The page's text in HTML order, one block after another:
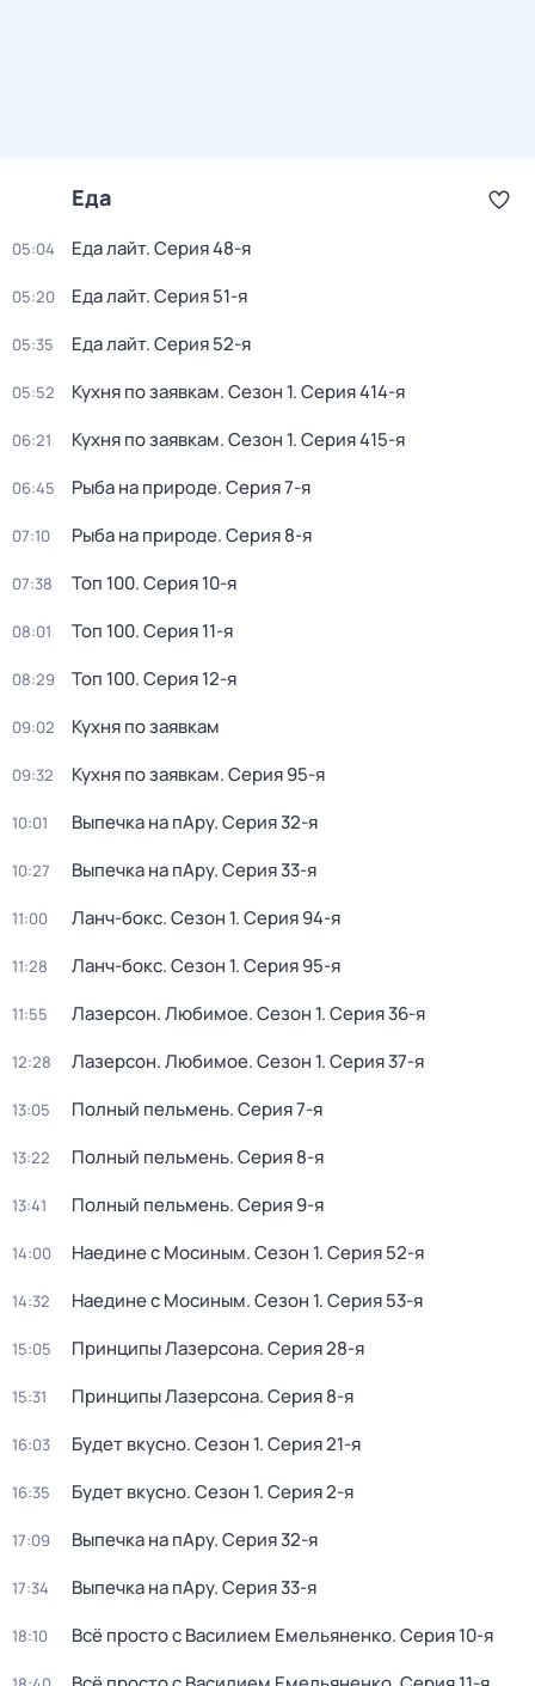
Еда
05:04 Еда лайт. Серия 48-я
05:20 Еда лайт. Серия 51-я
05:35 Еда лайт. Серия 52-я
05:52 Кухня по заявкам. Сезон 1. Серия 414-я
06:21 Кухня по заявкам. Сезон 1. Серия 415-я
06:45 Рыба на природе. Серия 7-я
07:10 Рыба на природе. Серия 8-я
07:38 Топ 100. Серия 10-я
08:01 Топ 100. Серия 11-я
08:29 Топ 100. Серия 12-я
09:02 Кухня по заявкам
09:32 Кухня по заявкам. Серия 95-я
10:01 Выпечка на пАру. Серия 32-я
10:27 Выпечка на пАру. Серия 33-я
11:00 Ланч-бокс. Сезон 1. Серия 94-я
11:28 Ланч-бокс. Сезон 1. Серия 95-я
11:55 Лазерсон. Любимое. Сезон 1. Серия 36-я
12:28 Лазерсон. Любимое. Сезон 1. Серия 37-я
13:05 Полный пельмень. Серия 7-я
13:22 Полный пельмень. Серия 8-я
13:41 Полный пельмень. Серия 9-я
14:00 Наедине с Мосиным. Сезон 1. Серия 52-я
14:32 Наедине с Мосиным. Сезон 1. Серия 53-я
15:05 Принципы Лазерсона. Серия 28-я
15:31 Принципы Лазерсона. Серия 8-я
16:03 Будет вкусно. Сезон 1. Серия 21-я
16:35 Будет вкусно. Сезон 1. Серия 2-я
17:09 Выпечка на пАру. Серия 32-я
17:34 Выпечка на пАру. Серия 33-я
18:10 Всё просто с Василием Емельяненко. Серия 10-я